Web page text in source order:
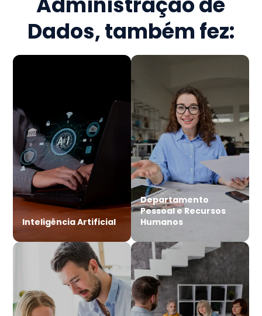
Dados, também fez:
Inteligência Artificial
Departamento
Pessoal e Recursos
Humanos